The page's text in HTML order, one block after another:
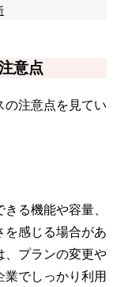
意点
の注意点を見てい
る機能や容量、
を感じる場合があ
、プランの変更や
でしっかり利用